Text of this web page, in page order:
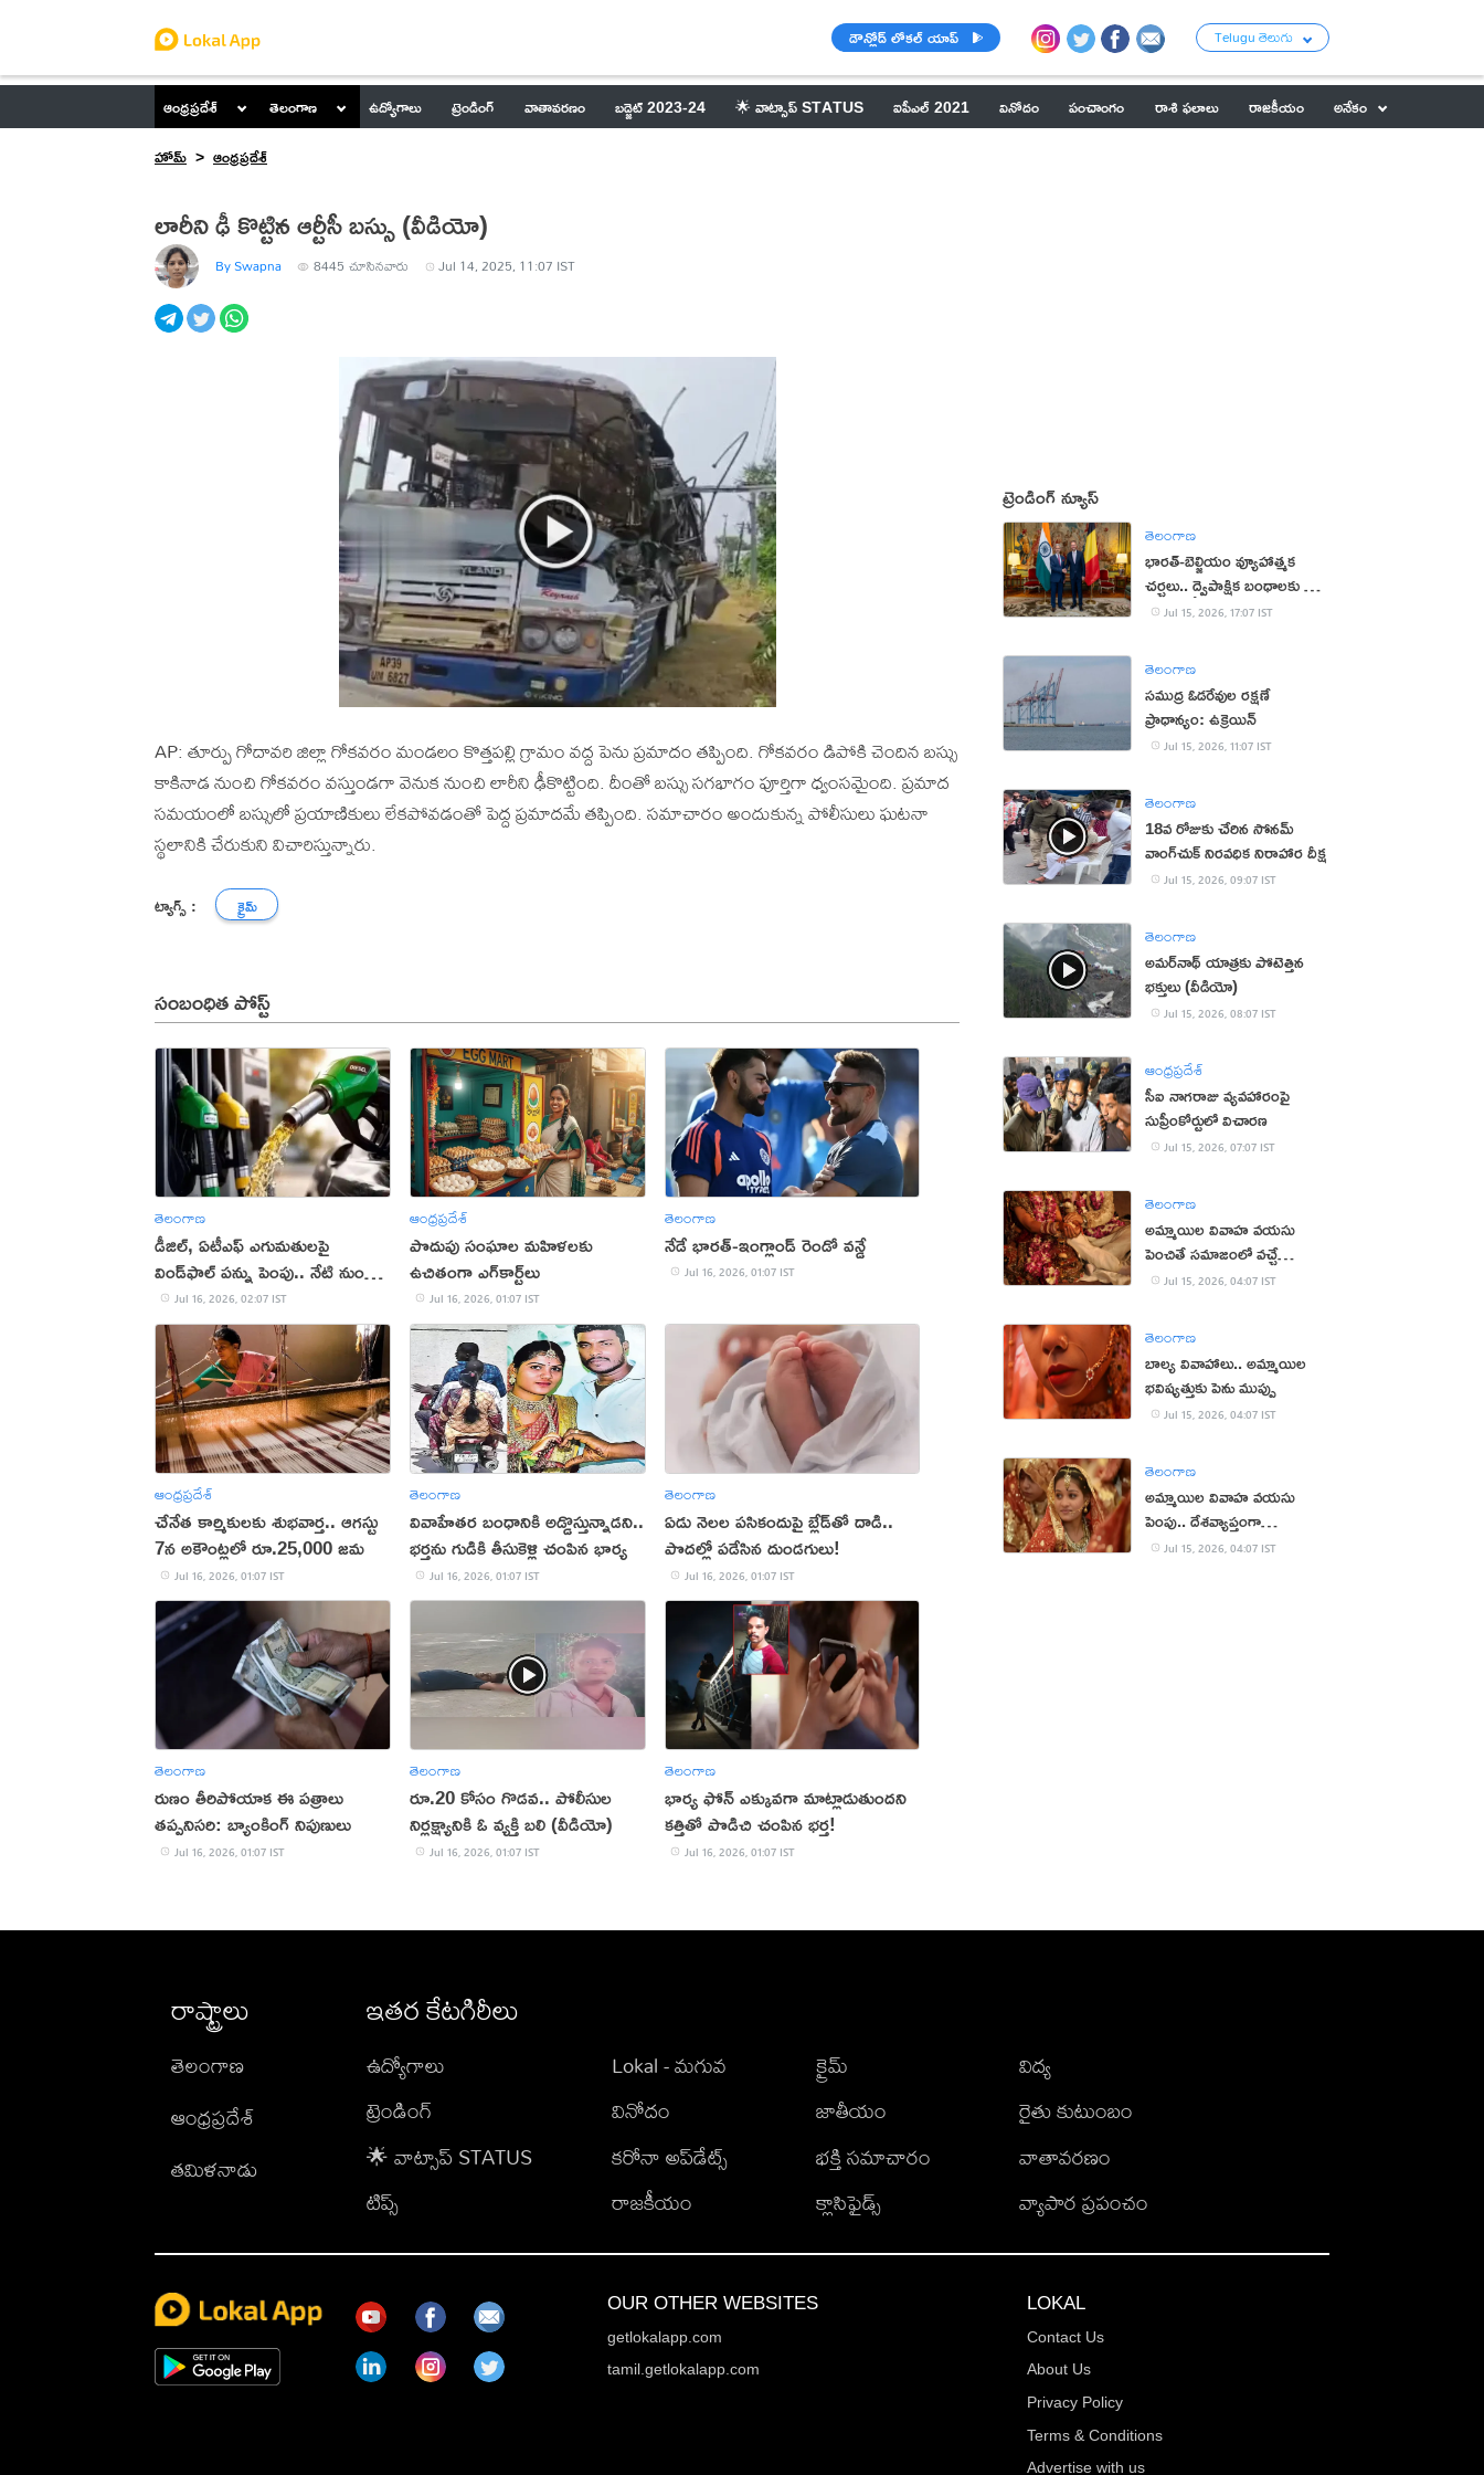
డౌన్లోడ్ లోకల్ యాప్ Telugu తెలుగు
ఆంధ్రప్రదేశ్ తెలంగాణ ఉద్యోగాలు ట్రెండింగ్ వాతావరణం బడ్జెట్ 2023-24 🌟 వాట్సాప్ STATUS ఐపీఎల్ 2021 వినోదం పంచాంగం రాశి ఫలాలు రాజకీయం
అనేకం
హోమ్
ఆంధ్రప్రదేశ్
లారీని ఢీ కొట్టిన ఆర్టీసీ బస్సు (వీడియో)
By Swapna 8445 చూసినవారు Jul 14, 2025, 11:07 IST
AP: తూర్పు గోదావరి జిల్లా గోకవరం మండలం కొత్తపల్లి గ్రామం వద్ద పెను ప్రమాదం తప్పింది. గోకవరం డిపోకి చెందిన బస్సు
కాకినాడ నుంచి గోకవరం వస్తుండగా వెనుక నుంచి లారీని ఢీకొట్టింది. దీంతో బస్సు సగభాగం పూర్తిగా ధ్వంసమైంది. ప్రమాద
సమయంలో బస్సులో ప్రయాణికులు లేకపోవడంతో పెద్ద ప్రమాదమే తప్పింది. సమాచారం అందుకున్న పోలీసులు ఘటనా
స్థలానికి చేరుకుని విచారిస్తున్నారు.
ట్యాగ్స్ : క్రైమ్
సంబంధిత పోస్ట్
తెలంగాణ
డీజిల్, ఏటీఎఫ్ ఎగుమతులపై
విండ్‌ఫాల్ పన్ను పెంపు.. నేటి నుంచే
అమలు
Jul 16, 2026, 02:07 IST
ఆంధ్రప్రదేశ్
పొదుపు సంఘాల మహిళలకు
ఉచితంగా ఎగ్‌కార్ట్‌లు
Jul 16, 2026, 01:07 IST
తెలంగాణ
నేడే భారత్-ఇంగ్లాండ్ రెండో వన్డే
Jul 16, 2026, 01:07 IST
ఆంధ్రప్రదేశ్
చేనేత కార్మికులకు శుభవార్త.. ఆగస్టు
7న అకౌంట్లలో రూ.25,000 జమ
Jul 16, 2026, 01:07 IST
తెలంగాణ
వివాహేతర బంధానికి అడ్డొస్తున్నాడని..
భర్తను గుడికి తీసుకెళ్లి చంపిన భార్య
Jul 16, 2026, 01:07 IST
తెలంగాణ
ఏడు నెలల పసికందుపై బ్లేడ్‌తో దాడి..
పొదల్లో పడేసిన దుండగులు!
Jul 16, 2026, 01:07 IST
తెలంగాణ
రుణం తీరిపోయాక ఈ పత్రాలు
తప్పనిసరి: బ్యాంకింగ్ నిపుణులు
Jul 16, 2026, 01:07 IST
తెలంగాణ
రూ.20 కోసం గొడవ.. పోలీసుల
నిర్లక్ష్యానికి ఓ వ్యక్తి బలి (వీడియో)
Jul 16, 2026, 01:07 IST
తెలంగాణ
భార్య ఫోన్‌ ఎక్కువగా మాట్లాడుతుందని
కత్తితో పొడిచి చంపిన భర్త!
Jul 16, 2026, 01:07 IST
ట్రెండింగ్ న్యూస్
తెలంగాణ
భారత్-బెల్జియం వ్యూహాత్మక
చర్చలు.. ద్వైపాక్షిక బంధాలకు కొత్త
ఊపుJul 15, 2026, 17:07 IST
తెలంగాణ
సముద్ర ఓడరేవుల రక్షణే
ప్రాధాన్యం: ఉక్రెయిన్
Jul 15, 2026, 11:07 IST
తెలంగాణ
18వ రోజుకు చేరిన సోనమ్
వాంగ్‌చుక్ నిరవధిక నిరాహార దీక్ష
Jul 15, 2026, 09:07 IST
తెలంగాణ
అమర్‌నాథ్ యాత్రకు పోటెత్తిన
భక్తులు (వీడియో)
Jul 15, 2026, 08:07 IST
ఆంధ్రప్రదేశ్
సీఐ నాగరాజు వ్యవహారంపై
సుప్రీంకోర్టులో విచారణ
Jul 15, 2026, 07:07 IST
తెలంగాణ
అమ్మాయిల వివాహ వయసు
పెంచితే సమాజంలో వచ్చే
మార్పులు ఇవే!
Jul 15, 2026, 04:07 IST
తెలంగాణ
బాల్య వివాహాలు.. అమ్మాయిల
భవిష్యత్తుకు పెను ముప్పు
Jul 15, 2026, 04:07 IST
తెలంగాణ
అమ్మాయిల వివాహ వయసు
పెంపు.. దేశవ్యాప్తంగా
భిన్నాభిప్రాయాలు
Jul 15, 2026, 04:07 IST
రాష్ట్రాలు
తెలంగాణ
ఆంధ్రప్రదేశ్
తమిళనాడు
ఇతర కేటగిరీలు
ఉద్యోగాలు
ట్రెండింగ్
🌟 వాట్సాప్ STATUS
టిప్స్
Lokal - మగువ
వినోదం
కరోనా అప్‌డేట్స్
రాజకీయం
క్రైమ్
జాతీయం
భక్తి సమాచారం
క్లాసిఫైడ్స్
విద్య
రైతు కుటుంబం
వాతావరణం
వ్యాపార ప్రపంచం
OUR OTHER WEBSITES
getlokalapp.com
tamil.getlokalapp.com
LOKAL
Contact Us
About Us
Privacy Policy
Terms & Conditions
Advertise with us